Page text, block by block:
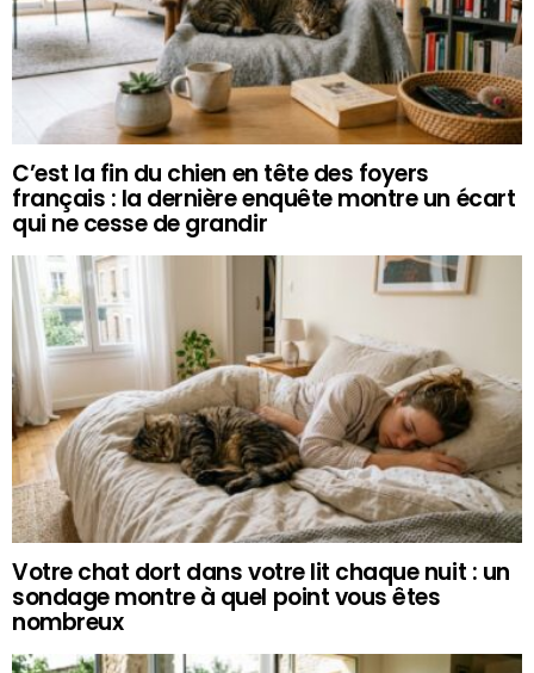
C’est la fin du chien en tête des foyers
français : la dernière enquête montre un écart
qui ne cesse de grandir
Votre chat dort dans votre lit chaque nuit : un
sondage montre à quel point vous êtes
nombreux